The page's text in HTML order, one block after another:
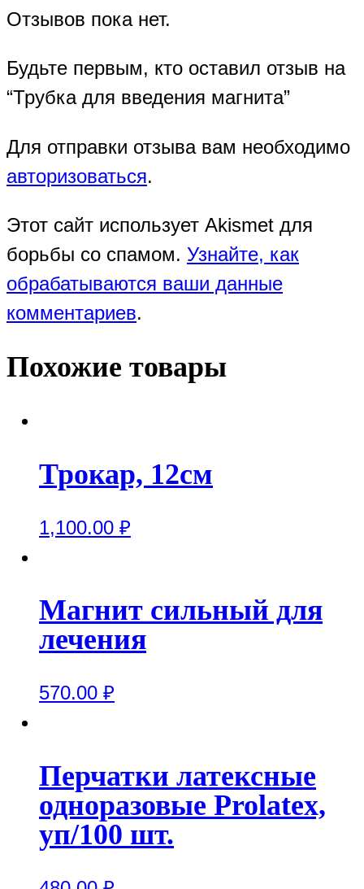
Отзывов пока нет.
Будьте первым, кто оставил отзыв на
“Трубка для введения магнита”
Для отправки отзыва вам необходимо
авторизоваться.
Этот сайт использует Akismet для
борьбы со спамом. Узнайте, как
обрабатываются ваши данные
комментариев.
Похожие товары
Трокар, 12см
1,100.00 ₽
Магнит сильный для
лечения
570.00 ₽
Перчатки латексные
одноразовые Prolatex,
уп/100 шт.